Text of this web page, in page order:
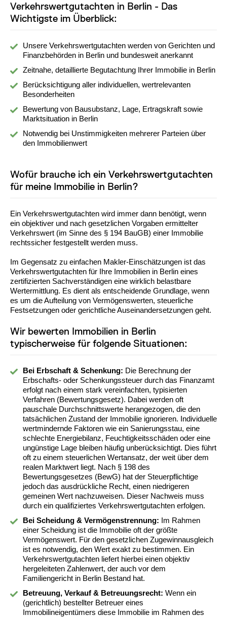
Verkehrswertgutachten in Berlin - Das
Wichtigste im Überblick:
Unsere Verkehrswertgutachten werden von Gerichten und
Finanzbehörden in Berlin und bundesweit anerkannt
Zeitnahe, detaillierte Begutachtung Ihrer Immobilie in Berlin
Berücksichtigung aller individuellen, wertrelevanten
Besonderheiten
Bewertung von Bausubstanz, Lage, Ertragskraft sowie
Marktsituation in Berlin
Notwendig bei Unstimmigkeiten mehrerer Parteien über
den Immobilienwert
Wofür brauche ich ein Verkehrswertgutachten
für meine Immobilie in Berlin?
Ein Verkehrswertgutachten wird immer dann benötigt, wenn
ein objektiver und nach gesetzlichen Vorgaben ermittelter
Verkehrswert (im Sinne des § 194 BauGB) einer Immobilie
rechtssicher festgestellt werden muss.
Im Gegensatz zu einfachen Makler-Einschätzungen ist das
Verkehrswertgutachten für Ihre Immobilien in Berlin eines
zertifizierten Sachverständigen eine wirklich belastbare
Wertermittlung. Es dient als entscheidende Grundlage, wenn
es um die Aufteilung von Vermögenswerten, steuerliche
Festsetzungen oder gerichtliche Auseinandersetzungen geht.
Wir bewerten Immobilien in Berlin
typischerweise für folgende Situationen:
Bei Erbschaft & Schenkung: Die Berechnung der
Erbschafts- oder Schenkungssteuer durch das Finanzamt
erfolgt nach einem stark vereinfachten, typisierten
Verfahren (Bewertungsgesetz). Dabei werden oft
pauschale Durchschnittswerte herangezogen, die den
tatsächlichen Zustand der Immobilie ignorieren. Individuelle
wertmindernde Faktoren wie ein Sanierungsstau, eine
schlechte Energiebilanz, Feuchtigkeitsschäden oder eine
ungünstige Lage bleiben häufig unberücksichtigt. Dies führt
oft zu einem steuerlichen Wertansatz, der weit über dem
realen Marktwert liegt. Nach § 198 des
Bewertungsgesetzes (BewG) hat der Steuerpflichtige
jedoch das ausdrückliche Recht, einen niedrigeren
gemeinen Wert nachzuweisen. Dieser Nachweis muss
durch ein qualifiziertes Verkehrswertgutachten erfolgen.
Bei Scheidung & Vermögenstrennung: Im Rahmen
einer Scheidung ist die Immobilie oft der größte
Vermögenswert. Für den gesetzlichen Zugewinnausgleich
ist es notwendig, den Wert exakt zu bestimmen. Ein
Verkehrswertgutachten liefert hierbei einen objektiv
hergeleiteten Zahlenwert, der auch vor dem
Familiengericht in Berlin Bestand hat.
Betreuung, Verkauf & Betreuungsrecht: Wenn ein
(gerichtlich) bestellter Betreuer eines
Immobilineigentümers diese Immobilie im Rahmen des